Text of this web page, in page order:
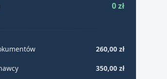
0 zł
260,00 zł
350,00 zł